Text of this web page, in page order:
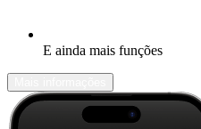
E ainda mais funções